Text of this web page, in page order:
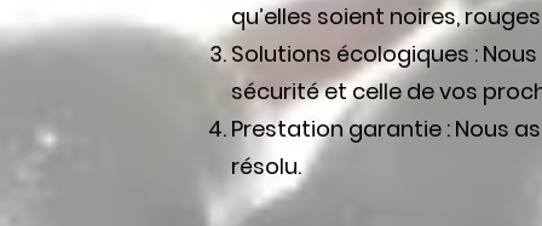
qu’elles soient noires,
Solutions écologiques :
sécurité et celle de vos
Prestation garantie : Nous
résolu.